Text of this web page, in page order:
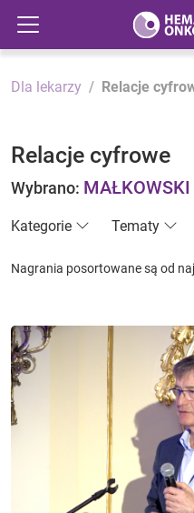
Dla lekarzy Relacje
Relacje cyfrowe
Wybrano: MAŁKOWSKI
Kategorie Tematy
Nagrania posortowane są od